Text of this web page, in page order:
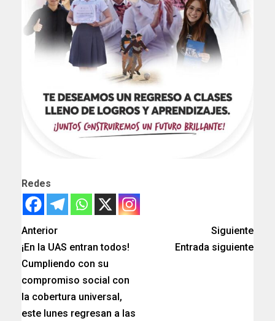
Redes
Anterior
¡En la UAS entran todos!
Cumpliendo con su
compromiso social con
la cobertura universal,
este lunes regresan a las
Siguiente
Entrada siguiente